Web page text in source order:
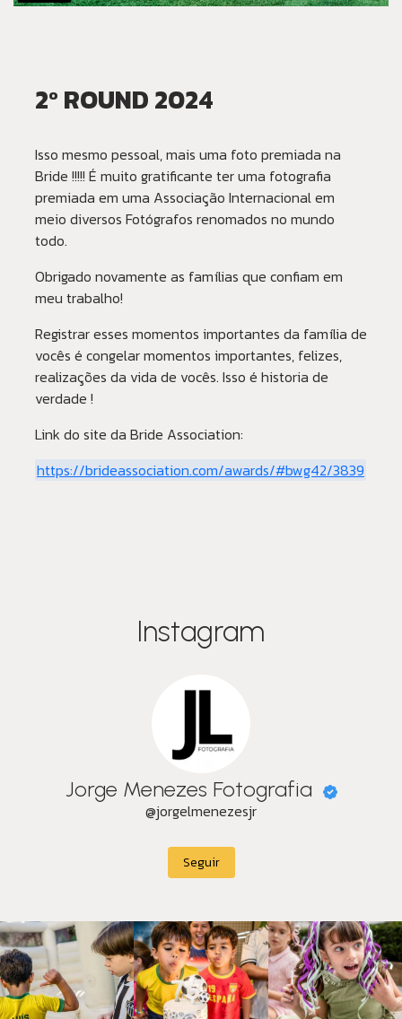
2º ROUND 2024
Isso mesmo pessoal, mais uma foto premiada na
Bride !!!!! É muito gratificante ter uma fotografia
premiada em uma Associação Internacional em
meio diversos Fotógrafos renomados no mundo
todo.
Obrigado novamente as famílias que confiam em
meu trabalho!
Registrar esses momentos importantes da família de
vocês é congelar momentos importantes, felizes,
realizações da vida de vocês. Isso é historia de
verdade !
Link do site da Bride Association:
https://brideassociation.com/awards/#bwg42/3839
Instagram
Jorge Menezes Fotografia
@jorgelmenezesjr
Seguir